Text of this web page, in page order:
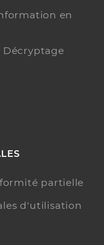
en
Décryptage
partielle
d'utilisation